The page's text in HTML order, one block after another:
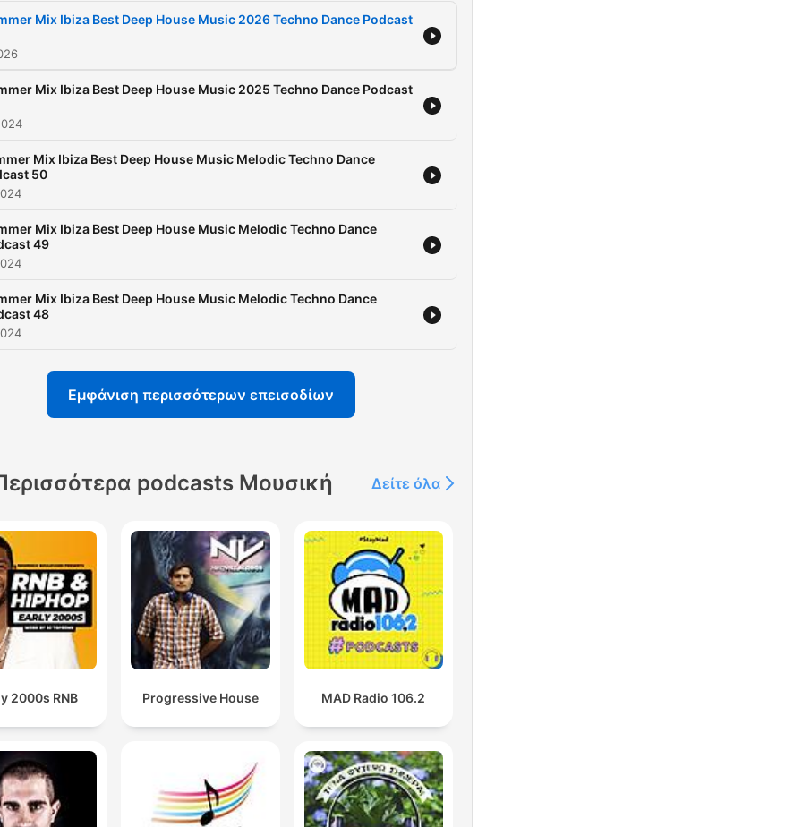
Mix Ibiza Best Deep House Music 2026 Techno Dance Podcast
Mix Ibiza Best Deep House Music 2025 Techno Dance Podcast
Mix Ibiza Best Deep House Music Melodic Techno Dance
50
Mix Ibiza Best Deep House Music Melodic Techno Dance
49
Mix Ibiza Best Deep House Music Melodic Techno Dance
48
Εμφάνιση περισσότερων επεισοδίων
podcasts Μουσική Δείτε όλα
2000s RNB Progressive House MAD Radio 106.2